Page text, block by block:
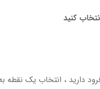
دارید ، انتخاب یک